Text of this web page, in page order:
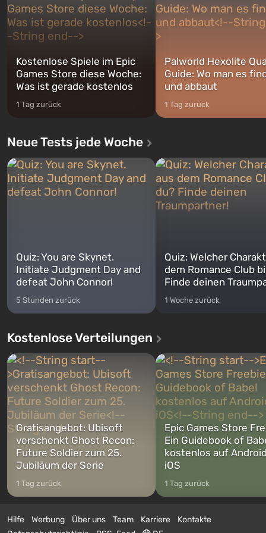
Kostenlose Spiele im Epic
Games Store diese Woche:
Was ist gerade kostenlos
1 Tag zurück
Palworld Hexolite
Guide: Wo man es
und abbaut
1 Tag zurück
Neue Tests jede Woche
Quiz: You are Skynet.
Initiate Judgment Day and
defeat John Connor!
5 Stunden zurück
Quiz: Welcher
dem Romance Club
Finde deinen
1 Woche zurück
Kostenlose Verteilungen
Gratisangebot: Ubisoft
verschenkt Ghost Recon:
Future Soldier zum 25.
Jubiläum der Serie
1 Tag zurück
Epic Games Store
Ein Guidebook of
kostenlos auf
iOS
1 Tag zurück
Hilfe Werbung Über uns Team Karriere
Kontakte